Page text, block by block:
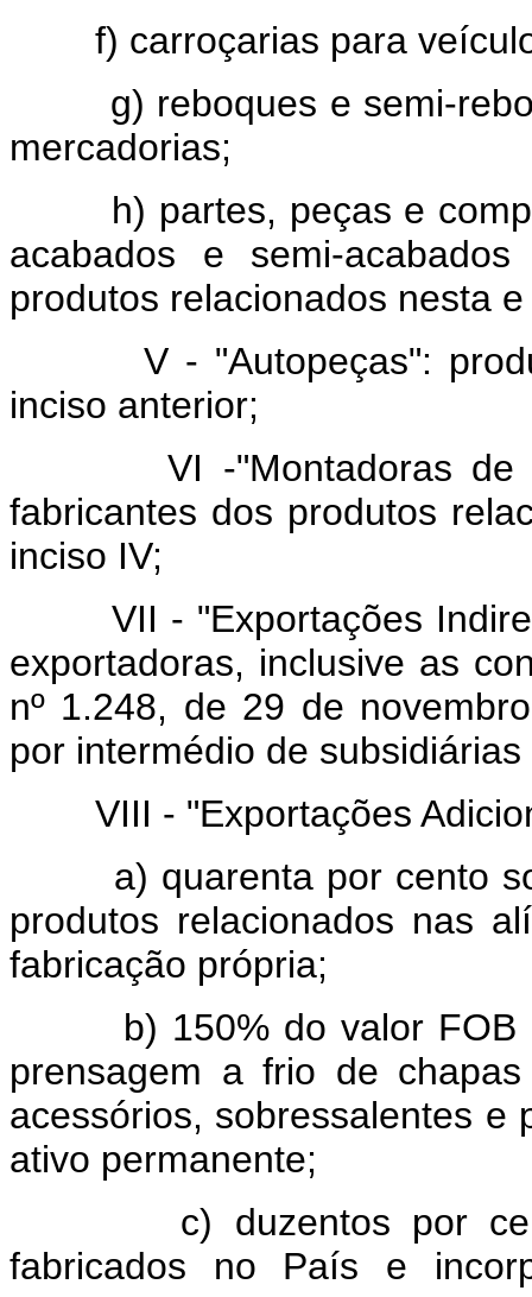
f) carroçarias para
g) reboques e semi-
mercadorias;
h) partes, peças e
acabados e semi-
produtos relacionados nesta
V - "Autopeças":
inciso anterior;
VI -"Montadoras de
fabricantes dos produtos
inciso IV;
VII - "Exportações
exportadoras, inclusive as
nº 1.248, de 29 de
por intermédio de
VIII - "Exportações
a) quarenta por cento
produtos relacionados nas
fabricação própria;
b) 150% do valor FOB
prensagem a frio de
acessórios, sobressalentes e
ativo permanente;
c) duzentos por cento
fabricados no País e